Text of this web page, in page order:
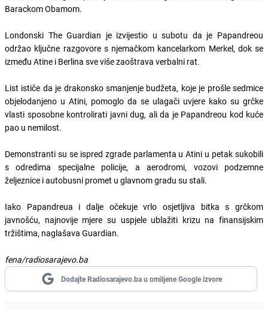
Barackom Obamom.
Londonski The Guardian je izvijestio u subotu da je Papandreou
održao ključne razgovore s njemačkom kancelarkom Merkel, dok se
između Atine i Berlina sve više zaoštrava verbalni rat.
List ističe da je drakonsko smanjenje budžeta, koje je prošle sedmice
objelodanjeno u Atini, pomoglo da se ulagači uvjere kako su grčke
vlasti sposobne kontrolirati javni dug, ali da je Papandreou kod kuće
pao u nemilost.
Demonstranti su se ispred zgrade parlamenta u Atini u petak sukobili
s odredima specijalne policije, a aerodromi, vozovi podzemne
željeznice i autobusni promet u glavnom gradu su stali.
Iako Papandreua i dalje očekuje vrlo osjetljiva bitka s grčkom
javnošću, najnovije mjere su uspjele ublažiti krizu na finansijskim
tržištima, naglašava Guardian.
fena/radiosarajevo.ba
Dodajte Radiosarajevo.ba u omiljene Google izvore